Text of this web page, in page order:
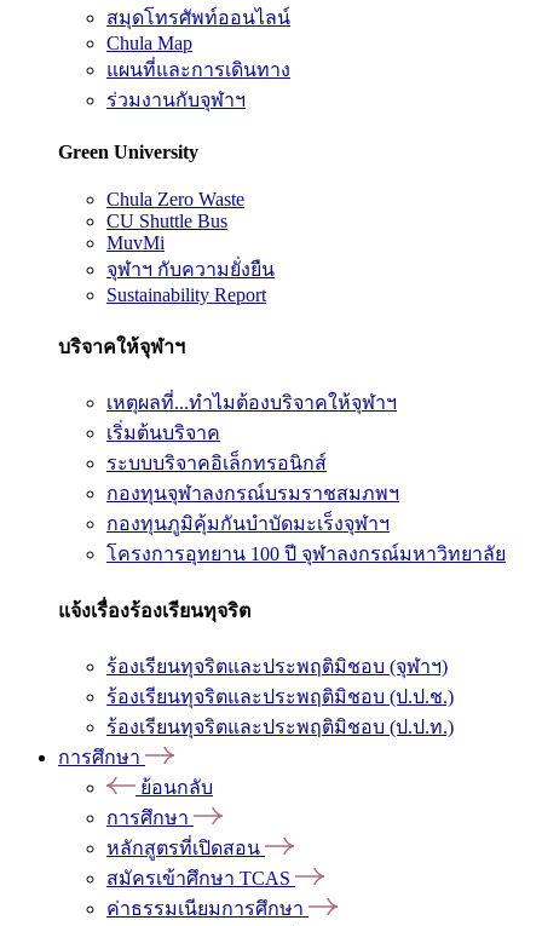
สมุดโทรศัพท์ออนไลน์
Chula Map
แผนที่และการเดินทาง
ร่วมงานกับจุฬาฯ
Green University
Chula Zero Waste
CU Shuttle Bus
MuvMi
จุฬาฯ กับความยั่งยืน
Sustainability Report
บริจาคให้จุฬาฯ
เหตุผลที่...ทำไมต้องบริจาคให้จุฬาฯ
เริ่มต้นบริจาค
ระบบบริจาคอิเล็กทรอนิกส์
กองทุนจุฬาลงกรณ์บรมราชสมภพฯ
กองทุนภูมิคุ้มกันบำบัดมะเร็งจุฬาฯ
โครงการอุทยาน 100 ปี จุฬาลงกรณ์มหาวิทยาลัย
แจ้งเรื่องร้องเรียนทุจริต
ร้องเรียนทุจริตและประพฤติมิชอบ (จุฬาฯ)
ร้องเรียนทุจริตและประพฤติมิชอบ (ป.ป.ช.)
ร้องเรียนทุจริตและประพฤติมิชอบ (ป.ป.ท.)
การศึกษา
ย้อนกลับ
การศึกษา
หลักสูตรที่เปิดสอน
สมัครเข้าศึกษา TCAS
ค่าธรรมเนียมการศึกษา